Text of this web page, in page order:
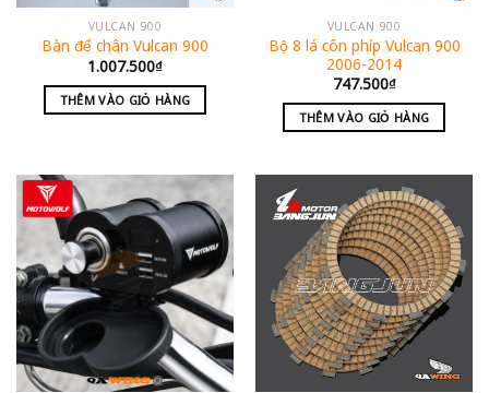
VULCAN 900
Bàn để chân Vulcan 900
1.007.500₫
THÊM VÀO GIỎ HÀNG
VULCAN 900
Bộ 8 lá côn phíp Vulcan 900
2006-2014
747.500₫
THÊM VÀO GIỎ HÀNG